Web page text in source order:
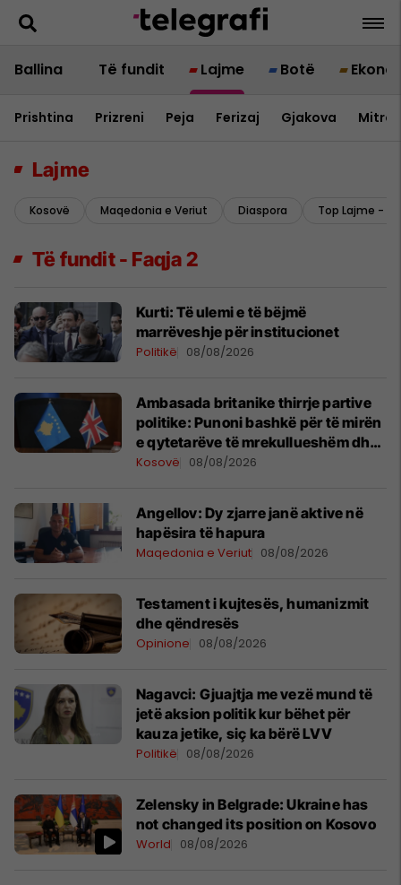
Ballina Të fundit Lajme Botë
Prishtina Prizreni Peja Ferizaj Gjakova
Lajme
Kosovë Maqedonia e Veriut Diaspora Top Lajme -
Të fundit - Faqja 2
Kurti: Të ulemi e të bëjmë
marrëveshje për institucionet
Politikë 08/08/2026
Ambasada britanike thirrje partive
politike: Punoni bashkë për të mirën
e qytetarëve të mrekullueshëm dhe
partneritetit ndërkombëtar
Kosovë 08/08/2026
Angellov: Dy zjarre janë aktive në
hapësira të hapura
Maqedonia e Veriut 08/08/2026
Testament i kujtesës, humanizmit
dhe qëndresës
Opinione 08/08/2026
Nagavci: Gjuajtja me vezë mund të
jetë aksion politik kur bëhet për
kauza jetike, siç ka bërë LVV
Politikë 08/08/2026
Zelensky in Belgrade: Ukraine has
not changed its position on Kosovo
World 08/08/2026